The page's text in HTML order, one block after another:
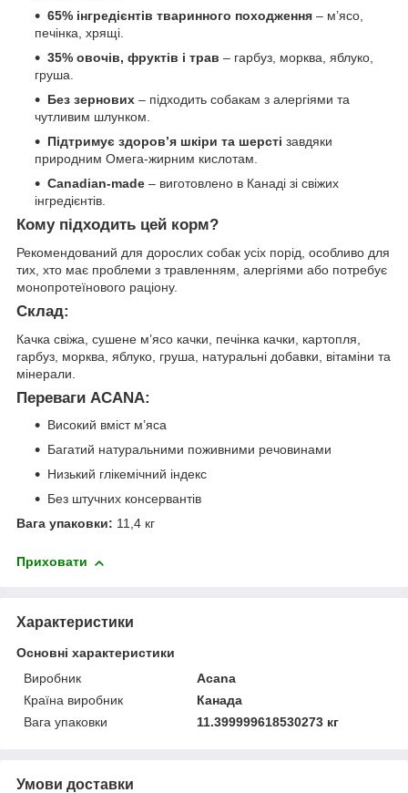
65% інгредієнтів тваринного походження – м’ясо,
печінка, хрящі.
35% овочів, фруктів і трав – гарбуз, морква, яблуко,
груша.
Без зернових – підходить собакам з алергіями та
чутливим шлунком.
Підтримує здоров’я шкіри та шерсті завдяки
природним Омега-жирним кислотам.
Canadian-made – виготовлено в Канаді зі свіжих
інгредієнтів.
Кому підходить цей корм?
Рекомендований для дорослих собак усіх порід, особливо для
тих, хто має проблеми з травленням, алергіями або потребує
монопротеїнового раціону.
Склад:
Качка свіжа, сушене м’ясо качки, печінка качки, картопля,
гарбуз, морква, яблуко, груша, натуральні добавки, вітаміни та
мінерали.
Переваги ACANA:
Високий вміст м’яса
Багатий натуральними поживними речовинами
Низький глікемічний індекс
Без штучних консервантів
Вага упаковки: 11,4 кг
Приховати
Характеристики
Основні характеристики
Виробник
Acana
Країна виробник
Канада
Вага упаковки
11.399999618530273 кг
Умови доставки